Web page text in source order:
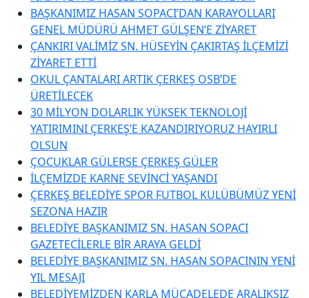
BAŞKANIMIZ HASAN SOPACI’DAN KARAYOLLARI
GENEL MÜDÜRÜ AHMET GÜLŞEN’E ZİYARET
ÇANKIRI VALİMİZ SN. HÜSEYİN ÇAKIRTAŞ İLÇEMİZİ
ZİYARET ETTİ
OKUL ÇANTALARI ARTIK ÇERKEŞ OSB’DE
ÜRETİLECEK
30 MİLYON DOLARLIK YÜKSEK TEKNOLOJİ
YATIRIMINI ÇERKEŞ’E KAZANDIRIYORUZ HAYIRLI
OLSUN
ÇOCUKLAR GÜLERSE ÇERKEŞ GÜLER
İLÇEMİZDE KARNE SEVİNCİ YAŞANDI
ÇERKEŞ BELEDİYE SPOR FUTBOL KULÜBÜMÜZ YENİ
SEZONA HAZIR
BELEDİYE BAŞKANIMIZ SN. HASAN SOPACI
GAZETECİLERLE BİR ARAYA GELDİ
BELEDİYE BAŞKANIMIZ SN. HASAN SOPACININ YENİ
YIL MESAJI
BELEDİYEMİZDEN KARLA MÜCADELEDE ARALIKSIZ